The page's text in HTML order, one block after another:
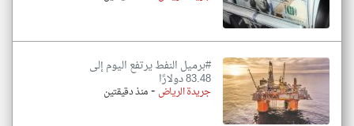
#برميل النفط يرتفع اليوم إلى
83.48 دولارًا
جريدة الرياض -منذ دقيقتين